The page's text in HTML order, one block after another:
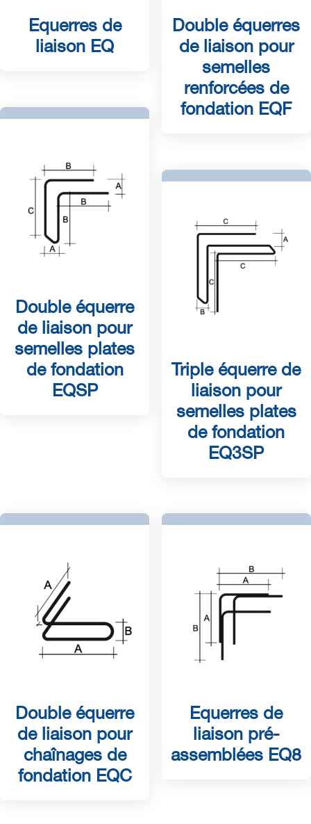
Equerres de
liaison EQ
Double équerres
de liaison pour
semelles
renforcées de
fondation EQF
Double équerre
de liaison pour
semelles plates
de fondation
EQSP
Triple équerre de
liaison pour
semelles plates
de fondation
EQ3SP
Double équerre
de liaison pour
chaînages de
fondation EQC
Equerres de
liaison pré-
assemblées EQ8